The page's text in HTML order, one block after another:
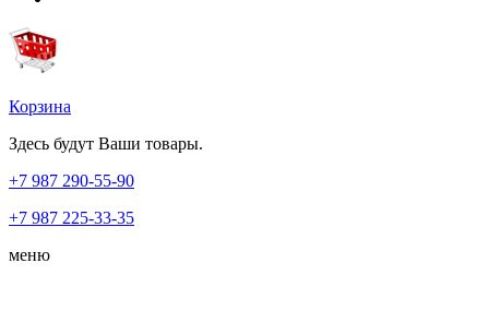
Корзина
Здесь будут Ваши товары.
+7 987 290-55-90
+7 987 225-33-35
меню